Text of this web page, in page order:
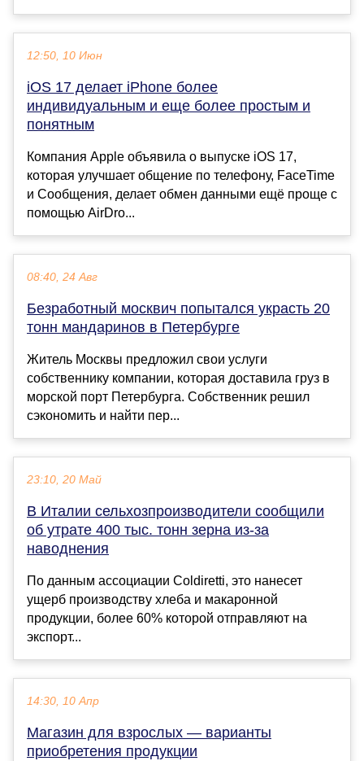
12:50, 10 Июн
iOS 17 делает iPhone более
индивидуальным и еще более простым и
понятным
Компания Apple объявила о выпуске iOS 17,
которая улучшает общение по телефону, FaceTime
и Сообщения, делает обмен данными ещё проще с
помощью AirDro...
08:40, 24 Авг
Безработный москвич попытался украсть 20
тонн мандаринов в Петербурге
Житель Москвы предложил свои услуги
собственнику компании, которая доставила груз в
морской порт Петербурга. Собственник решил
сэкономить и найти пер...
23:10, 20 Май
В Италии сельхозпроизводители сообщили
об утрате 400 тыс. тонн зерна из-за
наводнения
По данным ассоциации Coldiretti, это нанесет
ущерб производству хлеба и макаронной
продукции, более 60% которой отправляют на
экспорт...
14:30, 10 Апр
Магазин для взрослых — варианты
приобретения продукции